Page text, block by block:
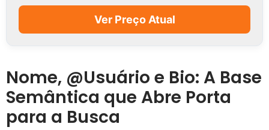
Ver Preço Atual
Nome, @Usuário e Bio: A Base
Semântica que Abre Porta
para a Busca